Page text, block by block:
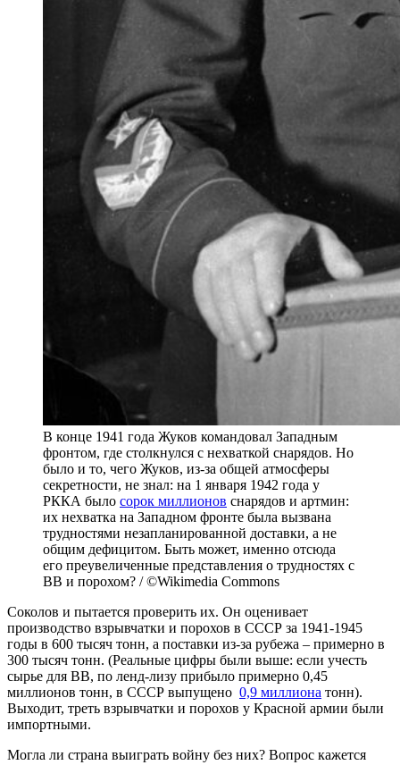
В конце 1941 года Жуков командовал Западным
фронтом, где столкнулся с нехваткой снарядов. Но
было и то, чего Жуков, из-за общей атмосферы
секретности, не знал: на 1 января 1942 года у
РККА было сорок миллионов снарядов и артмин:
их нехватка на Западном фронте была вызвана
трудностями незапланированной доставки, а не
общим дефицитом. Быть может, именно отсюда
его преувеличенные представления о трудностях с
ВВ и порохом? / ©Wikimedia Commons
Соколов и пытается проверить их. Он оценивает
производство взрывчатки и порохов в СССР за 1941-1945
годы в 600 тысяч тонн, а поставки из-за рубежа – примерно в
300 тысяч тонн. (Реальные цифры были выше: если учесть
сырье для ВВ, по ленд-лизу прибыло примерно 0,45
миллионов тонн, в СССР выпущено 0,9 миллиона тонн).
Выходит, треть взрывчатки и порохов у Красной армии были
импортными.
Могла ли страна выиграть войну без них? Вопрос кажется